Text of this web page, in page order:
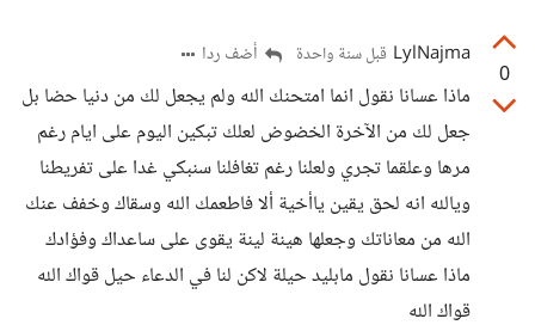
0
LylNajma قبل سنة واحدة أضف ردا
ماذا عسانا نقول انما امتحنك الله ولم يجعل لك من دنيا حضا بل
جعل لك من الآخرة الخضوض لعلك تبكين اليوم على ايام رغم
مرها وعلقما تجري ولعلنا رغم تغافلنا سنبكي غدا على تفريطنا
ويالله انه لحق يقين ياأخية ألا فاطعمك الله وسقاك وخفف عنك
الله من معاناتك وجعلها هينة لينة يقوى على ساعداك وفؤادك
ماذا عسانا نقول مابليد حيلة لاكن لنا في الدعاء حيل قواك الله
قواك الله